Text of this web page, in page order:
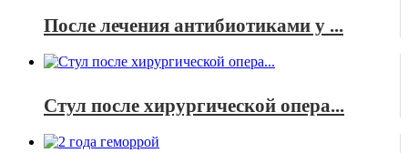
После лечения антибиотиками у ...
Стул после хирургической опера...